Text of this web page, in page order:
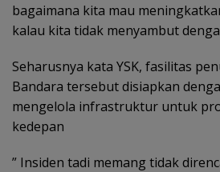
bagaimana kita mau
kalau kita tidak menyambut
Seharusnya kata YSK, fasilitas
Bandara tersebut disiapkan
mengelola infrastruktur untuk
kedepan
” Insiden tadi memang tidak